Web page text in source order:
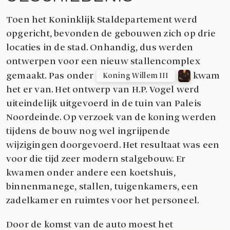
Toen het Koninklijk Staldepartement werd
opgericht, bevonden de gebouwen zich op drie
locaties in de stad. Onhandig, dus werden
ontwerpen voor een nieuw stallencomplex
gemaakt. Pas onder
Koning Willem III
kwam
het er van. Het ontwerp van H.P. Vogel werd
uiteindelijk uitgevoerd in de tuin van Paleis
Noordeinde. Op verzoek van de koning werden
tijdens de bouw nog wel ingrijpende
wijzigingen doorgevoerd. Het resultaat was een
voor die tijd zeer modern stalgebouw. Er
kwamen onder andere een koetshuis,
binnenmanege, stallen, tuigenkamers, een
zadelkamer en ruimtes voor het personeel.
Door de komst van de auto moest het